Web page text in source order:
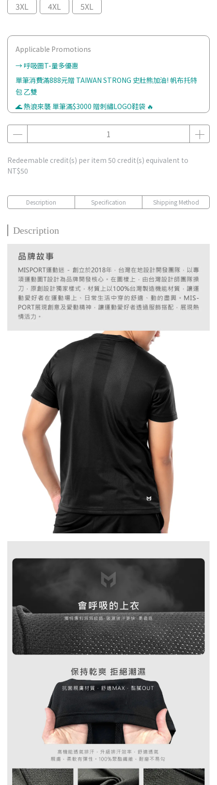
3XL
4XL 5XL
Applicable Promotions
→ 呼吸圖T-量多優惠
單筆消費滿888元贈 TAIWAN STRONG 史壯熊加油! 帆布托特
包 乙雙
🌊 熱浪來襲 單筆滿$3000 贈刺繡LOGO鞋袋 🔥
Redeemable credit(s) per item 50 credit(s) equivalent to
NT$50
Description Specification Shipping Method
Description